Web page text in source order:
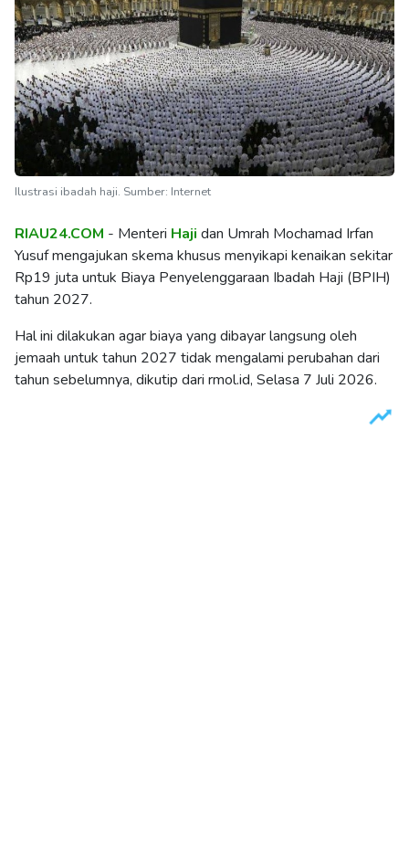
Ilustrasi ibadah haji. Sumber: Internet
RIAU24.COM - Menteri Haji dan Umrah Mochamad Irfan
Yusuf mengajukan skema khusus menyikapi kenaikan sekitar
Rp19 juta untuk Biaya Penyelenggaraan Ibadah Haji (BPIH)
tahun 2027.
Hal ini dilakukan agar biaya yang dibayar langsung oleh
jemaah untuk tahun 2027 tidak mengalami perubahan dari
tahun sebelumnya, dikutip dari rmol.id, Selasa 7 Juli 2026.